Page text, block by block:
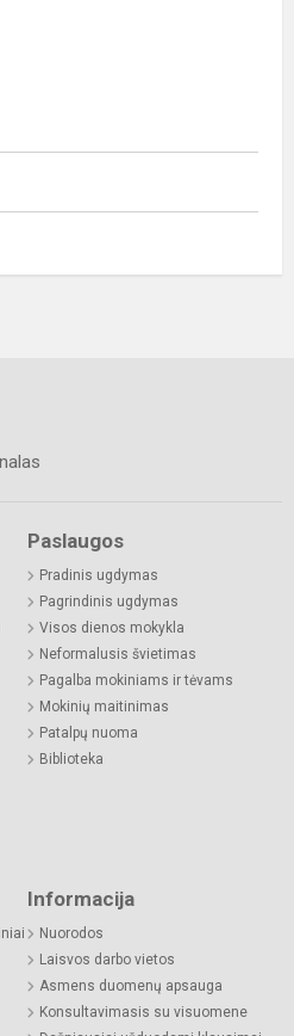
Paslaugos
Pradinis ugdymas
Pagrindinis ugdymas
Visos dienos mokykla
Neformalusis švietimas
Pagalba mokiniams ir tėvams
Mokinių maitinimas
Patalpų nuoma
Biblioteka
Informacija
Nuorodos
Laisvos darbo vietos
Asmens duomenų apsauga
Konsultavimasis su visuomene